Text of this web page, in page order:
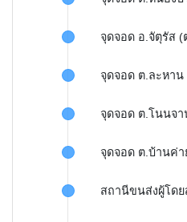
จุดจอด อ.จัตุรัส
จุดจอด ต.ละหาน
จุดจอด ต.โนนจา
จุดจอด ต.บ้านค่า
สถานีขนส่งผู้โดย